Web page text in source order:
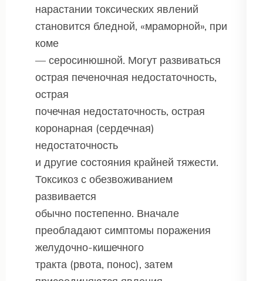
нарастании токсических явлений
становится бледной, «мраморной», при
коме
— серосинюшной. Могут развиваться
острая печеночная недостаточность,
острая
почечная недостаточность, острая
коронарная (сердечная)
недостаточность
и другие состояния крайней тяжести.
Токсикоз с обезвоживанием
развивается
обычно постепенно. Вначале
преобладают симптомы поражения
желудочно-кишечного
тракта (рвота, понос), затем